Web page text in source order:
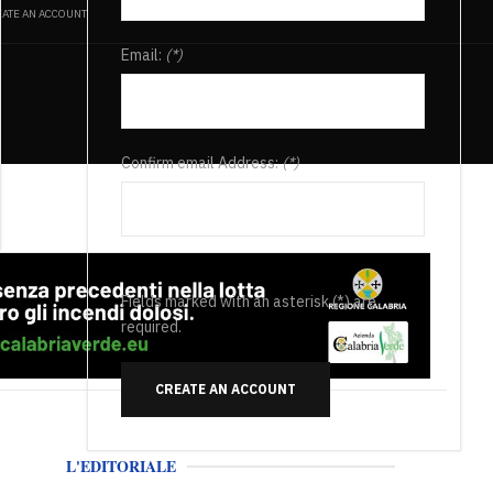
AN ACCOUNT
Email: (*)
Confirm email Address:(*)
Fields marked with an asterisk (*) are
required.
CREATE AN ACCOUNT
L'EDITORIALE